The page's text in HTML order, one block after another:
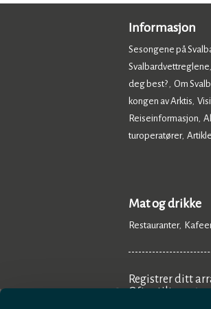
Informasjon
Sesongene på
Svalbardvettreglene,
deg best?, Om
kongen av Arktis,
Reiseinformasjon,
turoperatører,
Mat og drikke
Restauranter,
Registrer ditt
Ofte stilte